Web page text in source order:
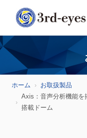
ホーム
お取扱製品
Axis：音声分析機能を
搭載ドーム